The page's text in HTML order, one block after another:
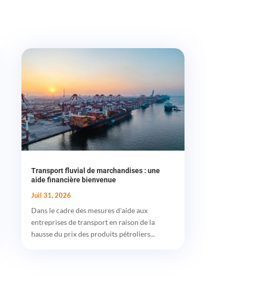
Transport fluvial de marchandises : une
aide financière bienvenue
Juil 31, 2026
Dans le cadre des mesures d'aide aux
entreprises de transport en raison de la
hausse du prix des produits pétroliers...